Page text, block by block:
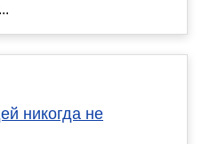
никогда не